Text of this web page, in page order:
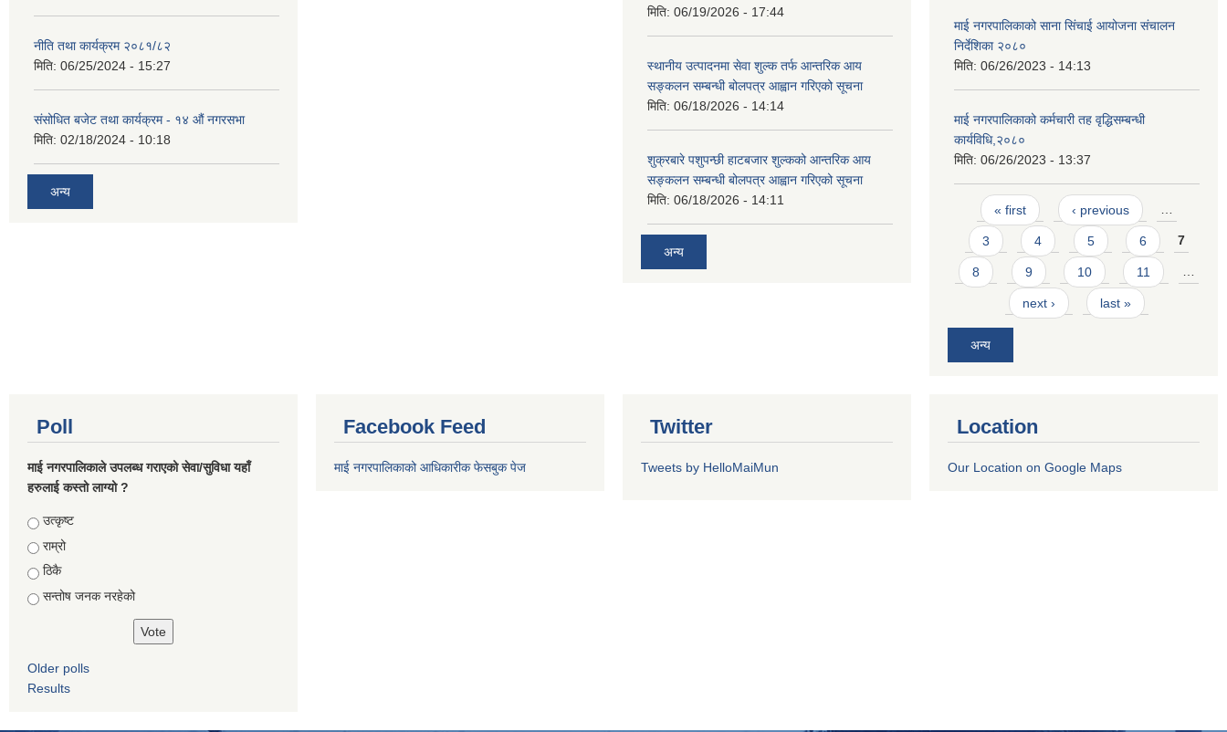
नीति तथा कार्यक्रम २०८१/८२
मिति: 06/25/2024 - 15:27
संसोधित बजेट तथा कार्यक्रम - १४ औं नगरसभा
मिति: 02/18/2024 - 10:18
अन्य
मिति: 06/19/2026 - 17:44
स्थानीय उत्पादनमा सेवा शुल्क तर्फ आन्तरिक आय
सङ्कलन सम्बन्धी बोलपत्र आह्वान गरिएको सूचना
मिति: 06/18/2026 - 14:14
शुक्रबारे पशुपन्छी हाटबजार शुल्कको आन्तरिक आय
सङ्कलन सम्बन्धी बोलपत्र आह्वान गरिएको सूचना
मिति: 06/18/2026 - 14:11
अन्य
माई नगरपालिकाको साना सिंचाई आयोजना संचालन
निर्देशिका २०८०
मिति: 06/26/2023 - 14:13
माई नगरपालिकाको कर्मचारी तह वृद्धिसम्बन्धी
कार्यविधि,२०८०
मिति: 06/26/2023 - 13:37
Pages
« first ‹ previous …
3 4 5 6 7
8 9 10 11 …
next › last »
अन्य
Poll
माई नगरपालिकाले उपलब्ध गराएको सेवा/सुविधा यहाँ
हरुलाई कस्तो लाग्यो ?
Choices
उत्कृष्ट
राम्रो
ठिकै
सन्तोष जनक नरहेको
Older polls
Results
Facebook Feed
माई नगरपालिकाको आधिकारीक फेसबुक पेज
Twitter
Tweets by HelloMaiMun
Location
Our Location on Google Maps